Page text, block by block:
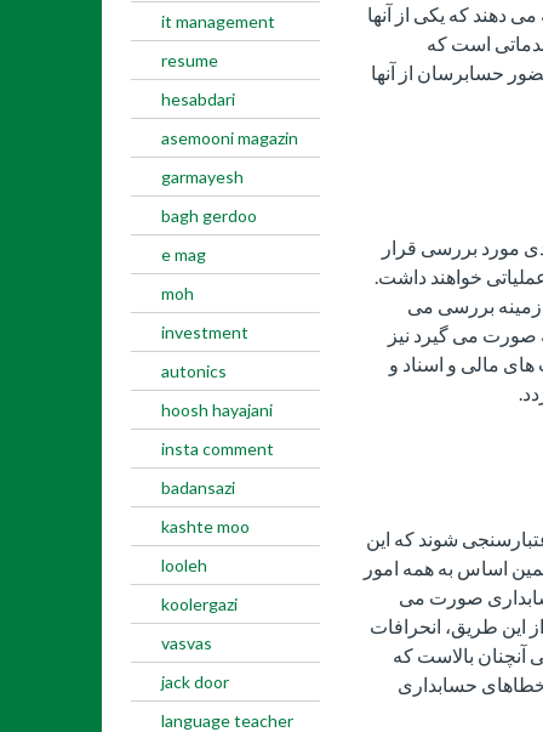
it management
resume
hesabdari
asemooni magazin
garmayesh
bagh gerdoo
e mag
moh
investment
autonics
hoosh hayajani
insta comment
badansazi
kashte moo
looleh
koolergazi
vasvas
jack door
language teacher
دهند که یکی از آنها
است که
حسابرسان از آنها
مورد بررسی قرار
خواهند داشت.
زمینه بررسی می
می گیرد نیز
مالی و اسناد و
شوند که این
اساس به همه امور
صورت می
این طریق، انحرافات
بالاست که
حسابداری